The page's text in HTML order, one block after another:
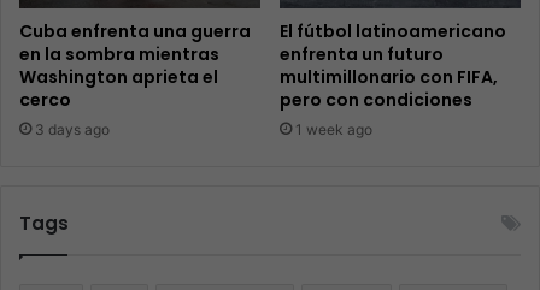
Cuba enfrenta una guerra
en la sombra mientras
Washington aprieta el
cerco
3 days ago
El fútbol latinoamericano
enfrenta un futuro
multimillonario con FIFA,
pero con condiciones
1 week ago
Tags